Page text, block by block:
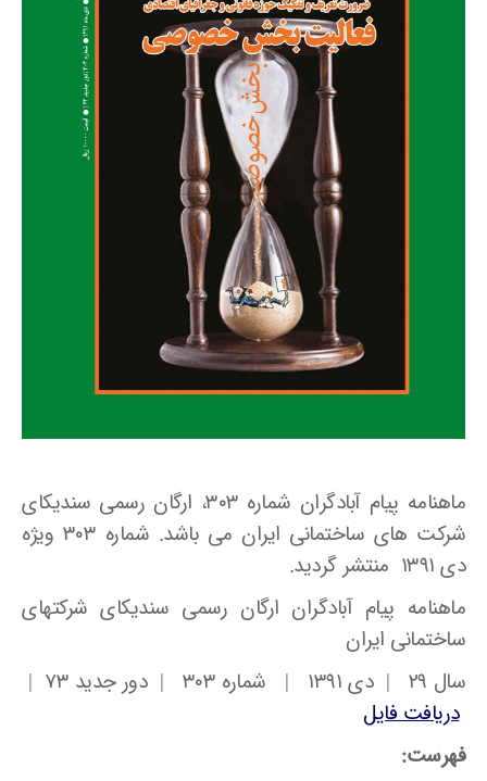
ماهنامه پیام آبادگران شماره ۳۰۳، ارگان رسمی سندیکای
شرکت های ساختمانی ایران می باشد. شماره ۳۰۳ ویژه
دی ۱۳۹۱ منتشر گردید.
ماهنامه پیام آبادگران ارگان رسمی سندیکای شرکتهای
ساختمانی ایران
سال ۲۹ | دی ۱۳۹۱ | شماره ۳۰۳ | دور جدید ۷۳ |
دریافت فایل
فهرست: